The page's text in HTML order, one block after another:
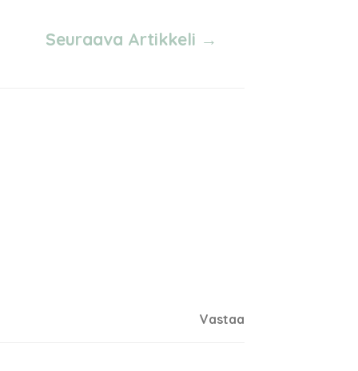
Seuraava Artikkeli →
Vastaa